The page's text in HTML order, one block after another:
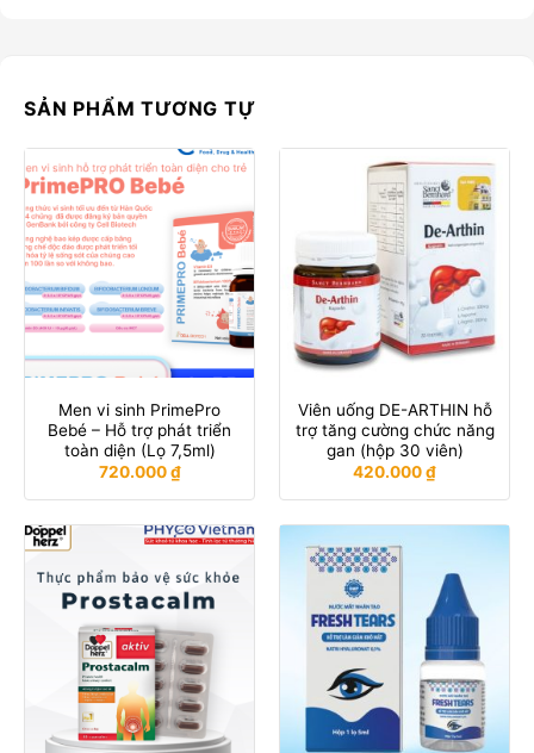
SẢN PHẨM TƯƠNG TỰ
Men vi sinh PrimePro
Bebé – Hỗ trợ phát triển
toàn diện (Lọ 7,5ml)
720.000₫
Viên uống DE-ARTHIN hỗ
trợ tăng cường chức năng
gan (hộp 30 viên)
420.000₫